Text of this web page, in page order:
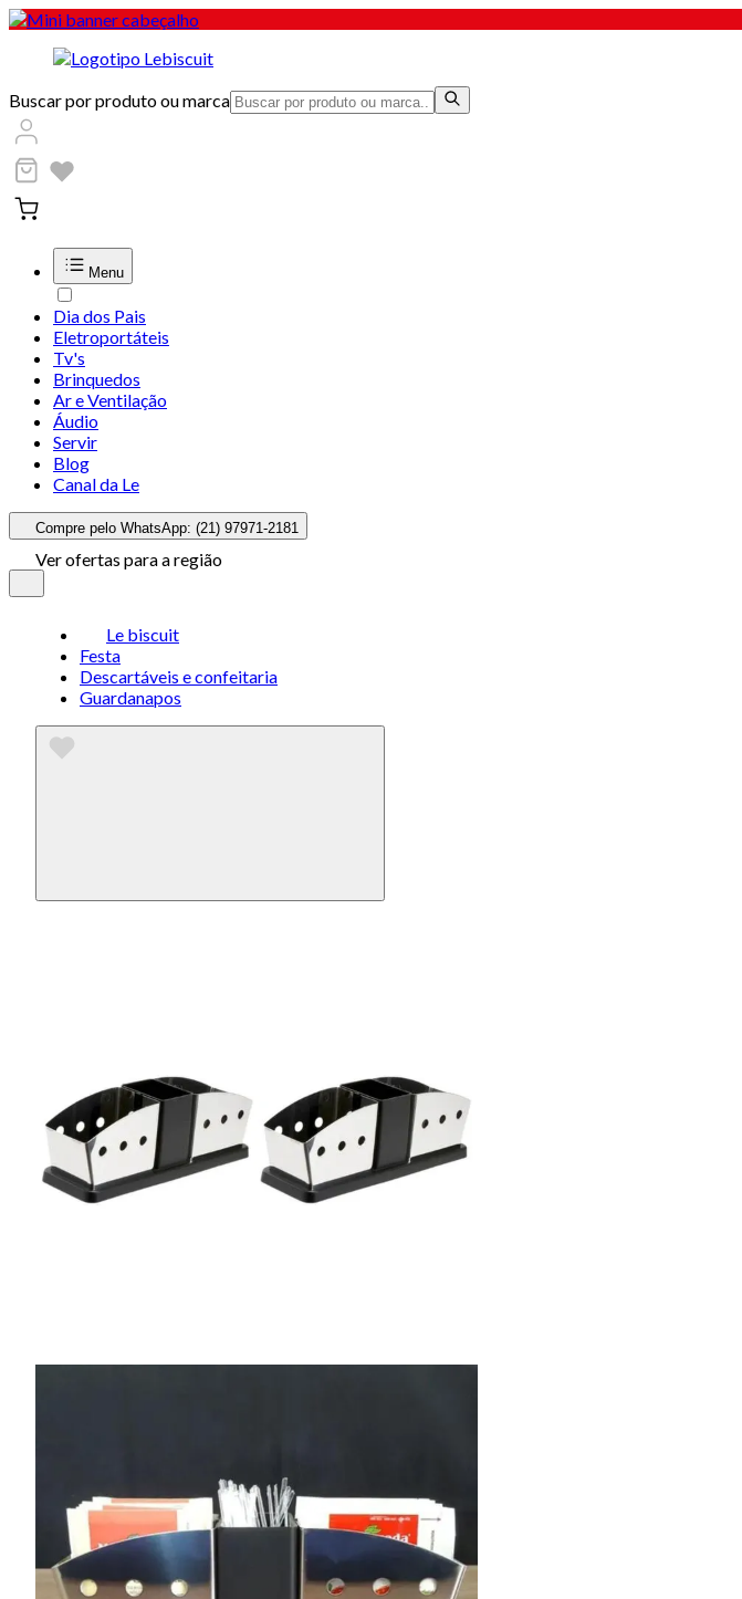
Buscar por produto ou marca
Menu
Dia dos Pais
Eletroportáteis
Tv's
Brinquedos
Ar e Ventilação
Áudio
Servir
Blog
Canal da Le
Compre pelo WhatsApp: (21) 97971-2181
Ver ofertas para a região
Le biscuit
Festa
Descartáveis e confeitaria
Guardanapos